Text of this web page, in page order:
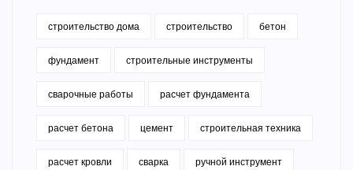
строительство дома строительство бетон
фундамент строительные инструменты
сварочные работы расчет фундамента
расчет бетона цемент строительная техника
расчет кровли сварка ручной инструмент